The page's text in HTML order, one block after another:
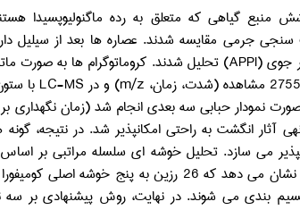
گیاهی که متعلق به رده ماگنولیوپسیدا
­سنجی جرمی مقایسه شدند. عصاره­ ها بعد از سیلیل­
جوی (APPI) تحلیل شدند. کروماتوگرام ­ها به صورت
m/z) و درLC-MS
نمودار حبابی سه ­بعدی انجام شد (زمان
آثار انگشت به راحتی امکان­پذیر شد. در نتیجه،
می­ سازد. تحلیل خوشه ­ای سلسله ­مراتبی بر
رزین را ممکن می­ سازد و نشان می­ دهد که 26 رزین
­بندی می ­شوند. در نهایت، روش پیشنهادی بر سه